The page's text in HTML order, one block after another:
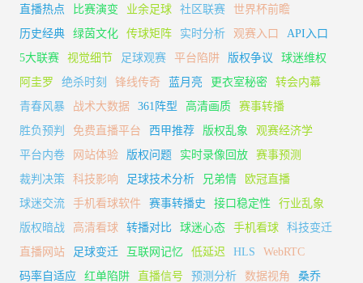
直播热点
比赛演变 业余足球 社区联赛
世界杯前瞻
历史经典
绿茵文化 传球矩阵 实时分析 观赛入口
API入口
5大联赛
视觉细节 足球观赛 平台陷阱 版权争议
球迷维权
阿圭罗
绝杀时刻 锋线传奇 蓝月亮 更衣室秘密
转会内幕
青春风暴
战术大数据 361阵型 高清画质
赛事转播
胜负预判
免费直播平台 西甲推荐 版权乱象
观赛经济学
平台内卷
网站体验 版权问题 实时录像回放
赛事预测
裁判决策
科技影响 足球技术分析 兄弟情
欧冠直播
球迷交流
手机看球软件 赛事转播史 接口稳定性
行业乱象
版权暗战
高清看球 转播对比 球迷心态 手机看球
科技变迁
直播网站
足球变迁 互联网记忆 低延迟 HLS
WebRTC
码率自适应
红单陷阱 直播信号 预测分析 数据视角
桑乔